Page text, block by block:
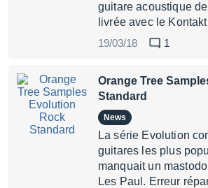
guitare acoustique
livrée avec le
19/03/18
1
Orange Tree
Standard
News
La série Evolution
guitares les plus
manquait un
Les Paul. Erreur